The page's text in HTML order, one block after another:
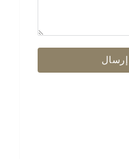
إرسال